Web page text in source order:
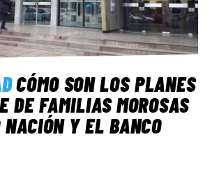
CÓMO SON LOS PLANES
DE FAMILIAS MOROSAS
Y EL BANCO